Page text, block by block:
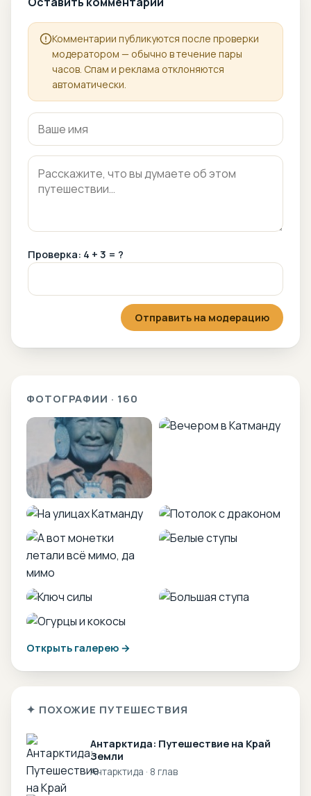
Комментарии публикуются после проверки
модератором — обычно в течение пары
часов. Спам и реклама отклоняются
автоматически.
Проверка: 4 + 3 = ?
Отправить на модерацию
ФОТОГРАФИИ · 160
Открыть галерею →
✦ ПОХОЖИЕ ПУТЕШЕСТВИЯ
Антарктида: Путешествие на Край
Земли
Антарктида · 8 глав